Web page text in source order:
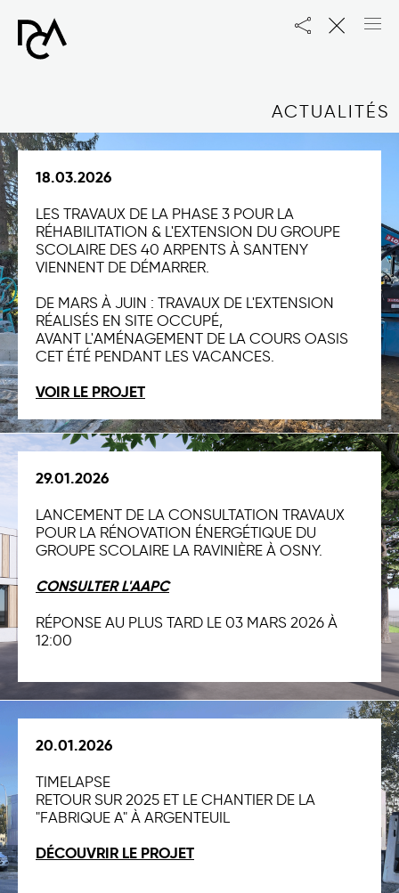
ACTUALITÉS
18.03.2026
LES TRAVAUX DE LA PHASE 3 POUR LA
RÉHABILITATION & L'EXTENSION DU GROUPE
SCOLAIRE DES 40 ARPENTS À SANTENY
VIENNENT DE DÉMARRER.
DE MARS À JUIN : TRAVAUX DE L'EXTENSION
RÉALISÉS EN SITE OCCUPÉ,
AVANT L'AMÉNAGEMENT DE LA COURS OASIS
CET ÉTÉ PENDANT LES VACANCES.
VOIR LE PROJET
29.01.2026
LANCEMENT DE LA CONSULTATION TRAVAUX
POUR LA RÉNOVATION ÉNERGÉTIQUE DU
GROUPE SCOLAIRE LA RAVINIÈRE À OSNY.
CONSULTER L'AAPC
RÉPONSE AU PLUS TARD LE 03 MARS 2026 À
12:00
20.01.2026
TIMELAPSE
RETOUR SUR 2025 ET LE CHANTIER DE LA
"FABRIQUE A" À ARGENTEUIL
DÉCOUVRIR LE PROJET